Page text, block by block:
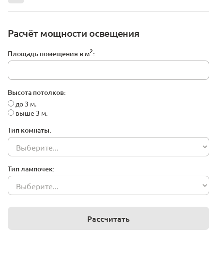
Расчёт мощности освещения
Площадь помещения в м2:
Высота потолков:
до 3 м.
выше 3 м.
Тип комнаты:
Тип лампочек:
Рассчитать